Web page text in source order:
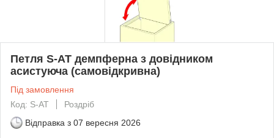
Петля S-AT демпферна з довідником
асистуюча (самовідкривна)
Під замовлення
Код: S-AT
Роздріб
Відправка з 07 вересня 2026